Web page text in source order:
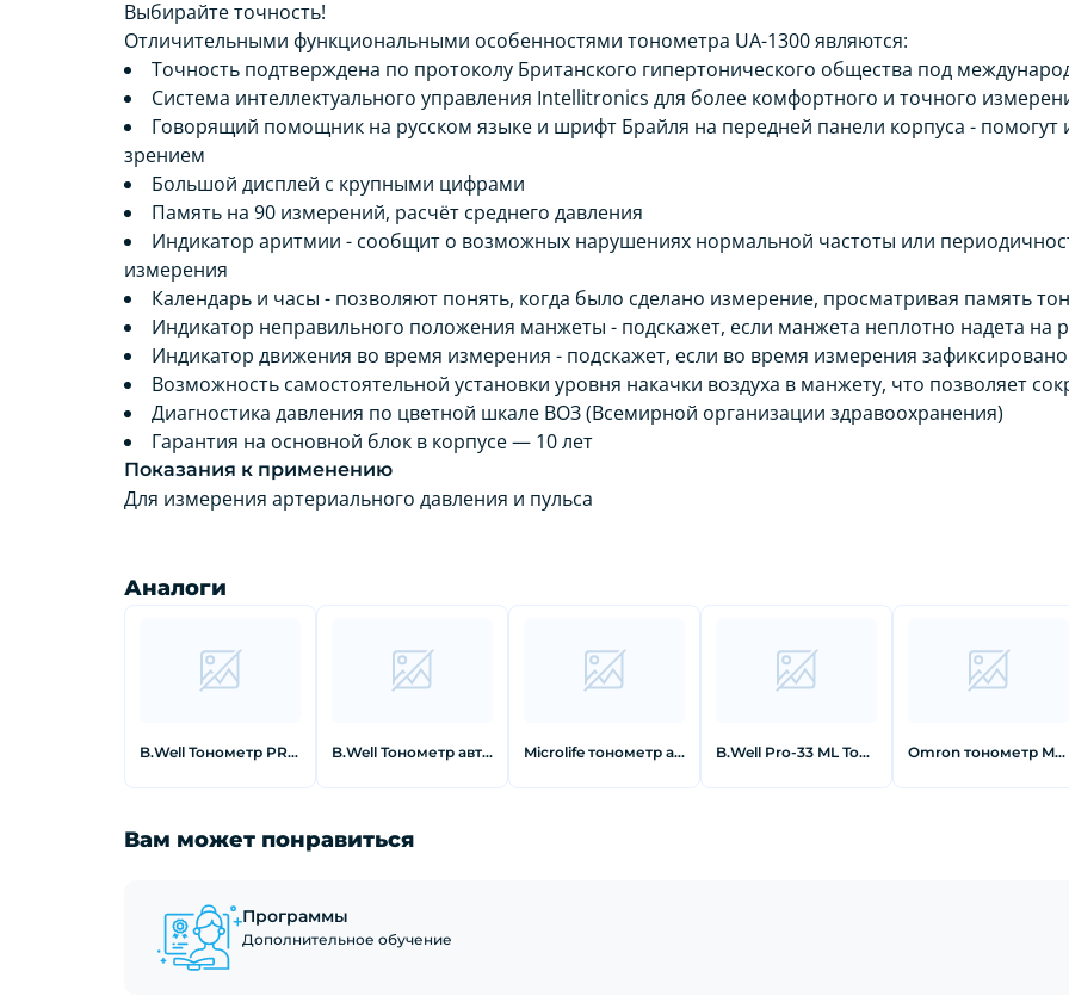
Выбирайте точность!
Отличительными функциональными особенностями тонометра UA-1300 являются:
Точность подтверждена по протоколу Британского гипертонического общества под
Система интеллектуального управления Intellitronics для более комфортного и точного
Говорящий помощник на русском языке и шрифт Брайля на передней панели корпуса -
зрением
Большой дисплей с крупными цифрами
Память на 90 измерений, расчёт среднего давления
Индикатор аритмии - сообщит о возможных нарушениях нормальной частоты или
измерения
Календарь и часы - позволяют понять, когда было сделано измерение, просматривая память
Индикатор неправильного положения манжеты - подскажет, если манжета неплотно надета на
Индикатор движения во время измерения - подскажет, если во время измерения
Возможность самостоятельной установки уровня накачки воздуха в манжету, что позволяет
Диагностика давления по цветной шкале ВОЗ (Всемирной организации здравоохранения)
Гарантия на основной блок в корпусе — 10 лет
Показания к применению
Для измерения артериального давления и пульса
Аналоги
B.Well Тонометр PRO-35 с универсальной манжетой и адаптером ML (22-42см) B.Well Тонометр автоматический с адаптером Med-53 Microlife тонометр автомат с адаптером BP A2 EASY B.Well Pro-33 ML Тонометр автоматический с адаптером Omron тонометр M2 Basic с адаптером
Вам может понравиться
Программы
Дополнительное обучение